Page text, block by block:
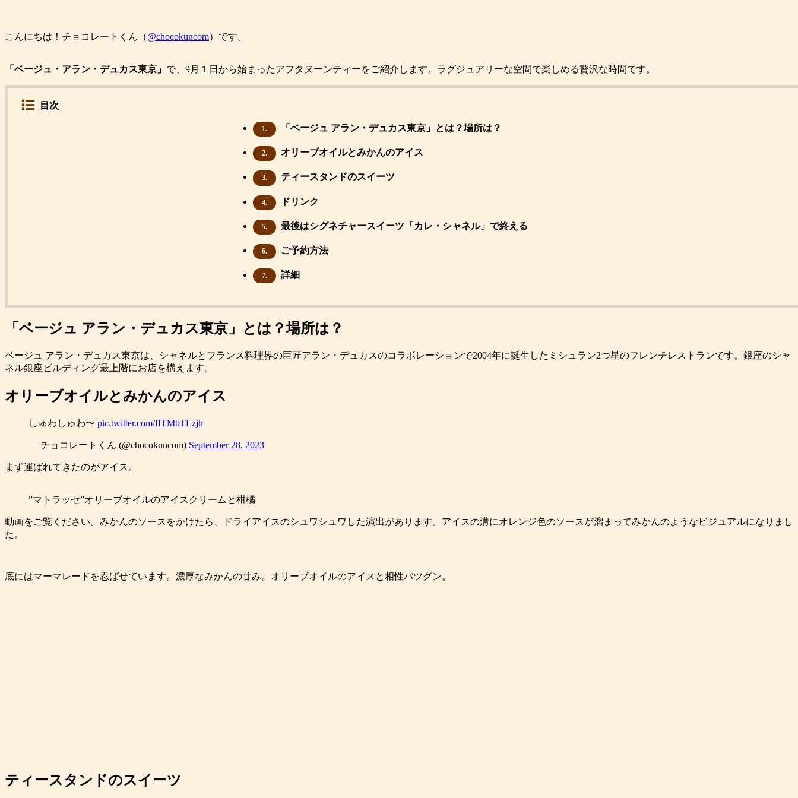
こんにちは！チョコレートくん（@chocokuncom）です。
「ベージュ・アラン・デュカス東京」 で、9月１日から始まったアフタヌーンティーをご紹介します。ラグジュアリーな空間で楽しめる贅沢な時間です。
目次
1. 「ベージュ アラン・デュカス東京」とは？場所は？
2. オリーブオイルとみかんのアイス
3. ティースタンドのスイーツ
4. ドリンク
5. 最後はシグネチャースイーツ「カレ・シャネル」で終える
6. ご予約方法
7. 詳細
「ベージュ アラン・デュカス東京」とは？場所は？
ベージュ アラン・デュカス東京は、シャネルとフランス料理界の巨匠アラン・デュカスのコラボレーションで2004年に誕生したミシュラン2つ星のフレンチレストランです。銀座のシャ
ネル銀座ビルディング最上階にお店を構えます。
オリーブオイルとみかんのアイス
しゅわしゅわ〜 pic.twitter.com/fITMbTLzjh
— チョコレートくん (@chocokuncom) September 28, 2023
まず運ばれてきたのがアイス。
”マトラッセ”オリーブオイルのアイスクリームと柑橘
動画をご覧ください。みかんのソースをかけたら、ドライアイスのシュワシュワした演出があります。アイスの溝にオレンジ色のソースが溜まってみかんのようなビジュアルになりまし
た。
底にはマーマレードを忍ばせています。濃厚なみかんの甘み。オリーブオイルのアイスと相性バツグン。
ティースタンドのスイーツ